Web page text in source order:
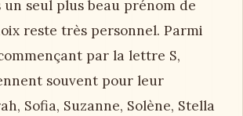
un seul plus beau prénom de
reste très personnel. Parmi
par la lettre S,
souvent pour leur
Sofia, Suzanne, Solène, Stella